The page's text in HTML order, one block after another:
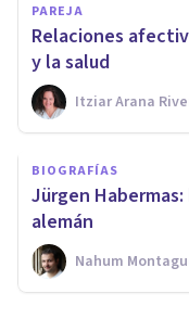
PAREJA
Relaciones
y la salud
Itziar Arana
BIOGRAFÍAS
Jürgen
alemán
Nahum